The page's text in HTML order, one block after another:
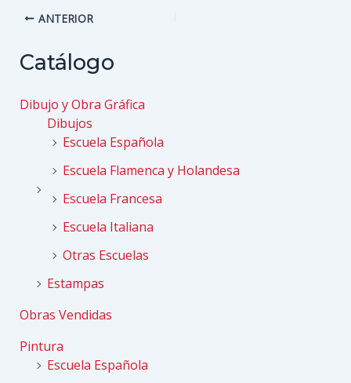
Navegación
entradas
ANTERIOR
Catálogo
Dibujo y Obra Gráfica
Dibujos
Escuela Española
Escuela Flamenca y Holandesa
Escuela Francesa
Escuela Italiana
Otras Escuelas
Estampas
Obras Vendidas
Pintura
Escuela Española